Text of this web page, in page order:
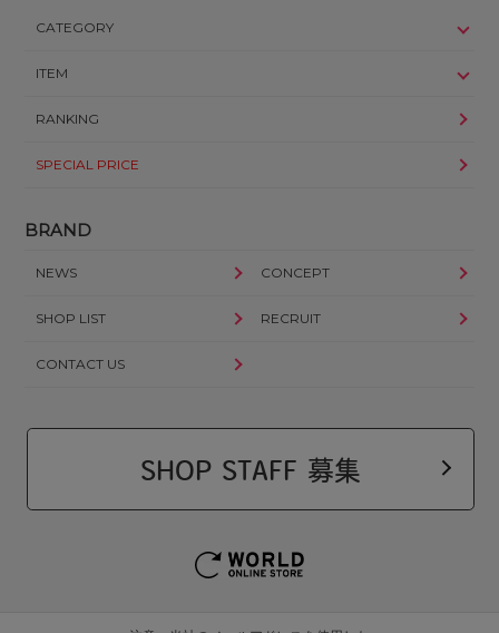
CATEGORY
ITEM
RANKING
SPECIAL PRICE
BRAND
NEWS CONCEPT
SHOP LIST RECRUIT
CONTACT US
SHOP STAFF 募集